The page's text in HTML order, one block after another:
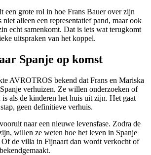
een grote rol in hoe Frans Bauer over zijn
alleen een representatief pand, maar ook
echt samenkomt. Dat is iets wat terugkomt
uitspraken van het koppel.
Spanje op komst
AVROTROS bekend dat Frans en Mariska
verhuizen. Ze willen onderzoeken of
als de kinderen het huis uit zijn. Het gaat
geen definitieve verhuis.
naar een nieuwe levensfase. Zodra de
willen ze weten hoe het leven in Spanje
de villa in Fijnaart dan wordt verkocht of